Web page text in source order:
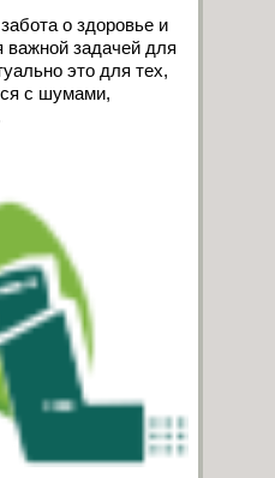
о здоровье и
важной задачей для
это для тех,
с шумами,